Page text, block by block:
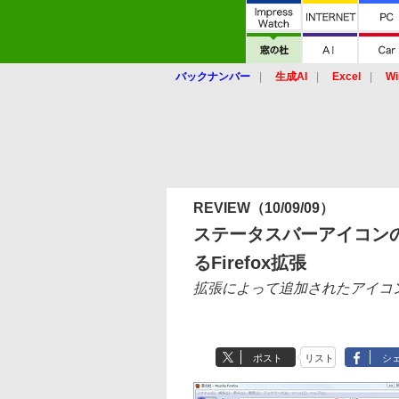
バックナンバー 生成AI Excel
REVIEW （10/09/09）
ステータスバーアイコン
るFirefox拡張
拡張によって追加されたアイ
ポスト リスト シ